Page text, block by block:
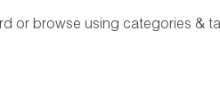
or browse using categories &